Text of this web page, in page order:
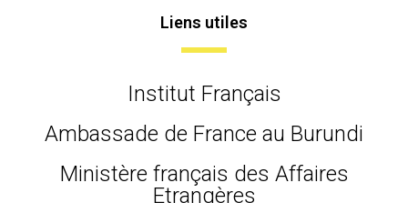
Liens utiles
Institut Français
Ambassade de France au Burundi
Ministère français des Affaires
Etrangères